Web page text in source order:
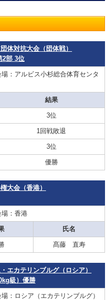
体対抗大会（団体戦）
2部 3位
場：アルビス小杉総合体育センタ
結果
3位
1回戦敗退
3位
優勝
大会（香港）
場：香港
氏名
髙藤 直寿
カテリンブルグ（ロシア）
級）優勝
場：ロシア（エカテリンブルグ）